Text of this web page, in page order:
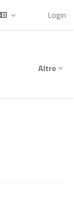
Login
Altro